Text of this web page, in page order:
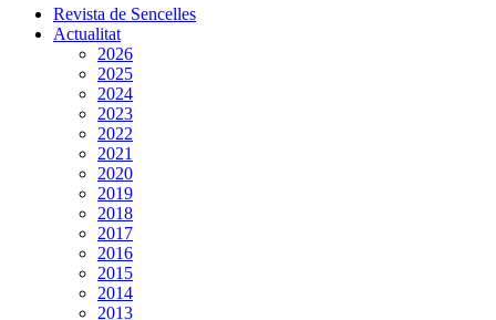
Revista de Sencelles
Actualitat
2026
2025
2024
2023
2022
2021
2020
2019
2018
2017
2016
2015
2014
2013